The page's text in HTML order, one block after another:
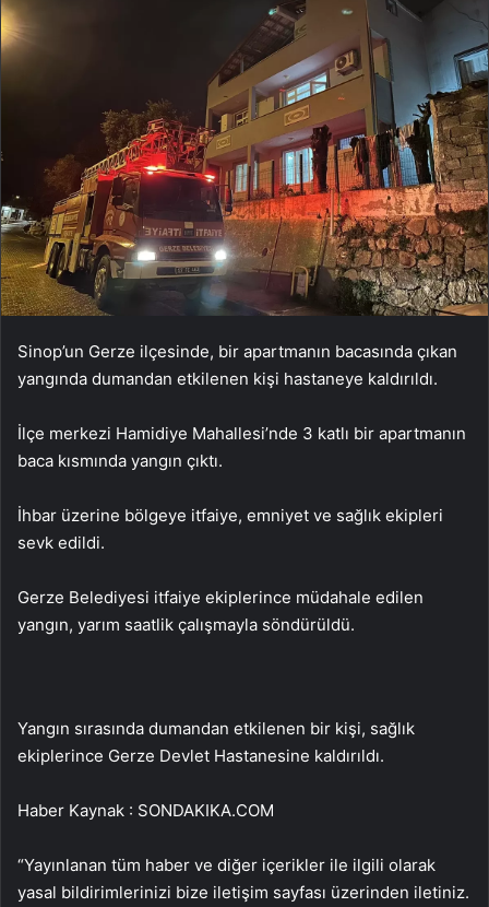
Sinop’un Gerze ilçesinde, bir apartmanın bacasında çıkan
yangında dumandan etkilenen kişi hastaneye kaldırıldı.
İlçe merkezi Hamidiye Mahallesi’nde 3 katlı bir apartmanın
baca kısmında yangın çıktı.
İhbar üzerine bölgeye itfaiye, emniyet ve sağlık ekipleri
sevk edildi.
Gerze Belediyesi itfaiye ekiplerince müdahale edilen
yangın, yarım saatlik çalışmayla söndürüldü.
Yangın sırasında dumandan etkilenen bir kişi, sağlık
ekiplerince Gerze Devlet Hastanesine kaldırıldı.
Haber Kaynak : SONDAKIKA.COM
“Yayınlanan tüm haber ve diğer içerikler ile ilgili olarak
yasal bildirimlerinizi bize iletişim sayfası üzerinden iletiniz.